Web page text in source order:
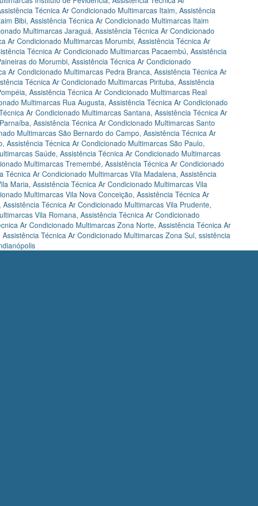
Técnica Ar Condicionado Multimarcas Itaim,Assistência
Bibi,Assistência Técnica Ar Condicionado Multimarcas Itaim
Multimarcas Jaraguá,Assistência Técnica Ar Condicionado
Ar Condicionado Multimarcas Morumbi,Assistência Técnica Ar
Técnica Ar Condicionado Multimarcas Pacaembú,Assistência
do Morumbi,Assistência Técnica Ar Condicionado
Ar Condicionado Multimarcas Pedra Branca,Assistência Técnica Ar
Técnica Ar Condicionado Multimarcas Pirituba,Assistência
,Assistência Técnica Ar Condicionado Multimarcas Real
Multimarcas Rua Augusta,Assistência Técnica Ar Condicionado
Ar Condicionado Multimarcas Santana,Assistência Técnica Ar
,Assistência Técnica Ar Condicionado Multimarcas Santo
Multimarcas São Bernardo do Campo,Assistência Técnica Ar
,Assistência Técnica Ar Condicionado Multimarcas São Paulo,
Saúde,Assistência Técnica Ar Condicionado Multimarcas
Multimarcas Tremembé,Assistência Técnica Ar Condicionado
Técnica Ar Condicionado Multimarcas Vila Madalena,Assistência
Maria,Assistência Técnica Ar Condicionado Multimarcas Vila
Multimarcas Vila Nova Conceição,Assistência Técnica Ar
,Assistência Técnica Ar Condicionado Multimarcas Vila Prudente,
Vila Romana,Assistência Técnica Ar Condicionado
Ar Condicionado Multimarcas Zona Norte,Assistência Técnica Ar
Assistência Técnica Ar Condicionado Multimarcas Zona Sul,ssistência